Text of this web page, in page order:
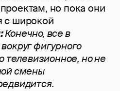
но пока они
с широкой
Конечно, все в
фигурного
телевизионное, но не
смены